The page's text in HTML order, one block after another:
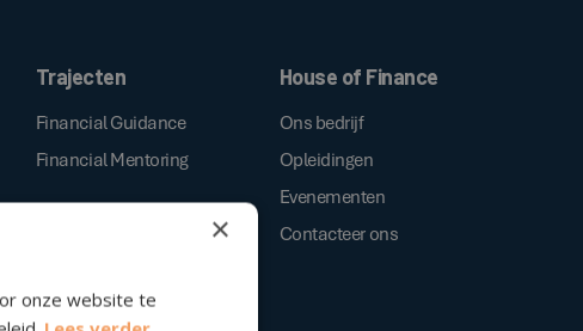
Trajecten
Financial Guidance
Financial Mentoring
House of Finance
Ons bedrijf
Opleidingen
Evenementen
Contacteer ons
×
onze website te